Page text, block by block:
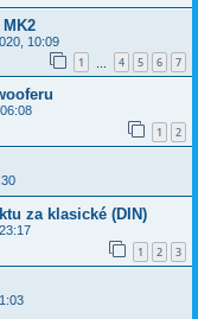
10:09
1 4 5 6 7
1 2
za klasické (DIN)
1 2 3